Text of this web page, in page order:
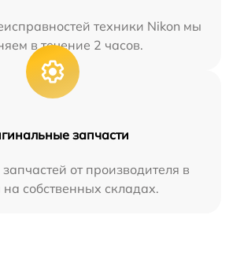
техники Nikon мы
в течение 2 часов.
запчасти
от производителя в
собственных складах.